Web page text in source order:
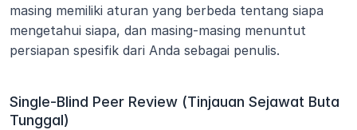
masing memiliki aturan yang berbeda tentang siapa
mengetahui siapa, dan masing-masing menuntut
persiapan spesifik dari Anda sebagai penulis.
Single-Blind Peer Review (Tinjauan Sejawat Buta
Tunggal)